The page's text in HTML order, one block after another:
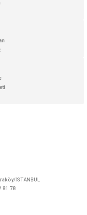
İSTANBUL
81 78